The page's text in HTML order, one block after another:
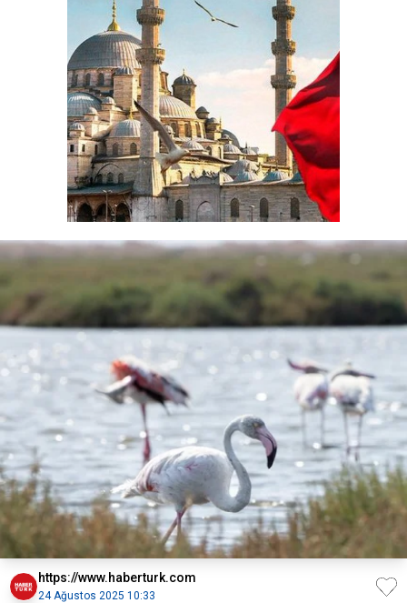
https://www.haberturk.com
24 Ağustos 2025 10:33